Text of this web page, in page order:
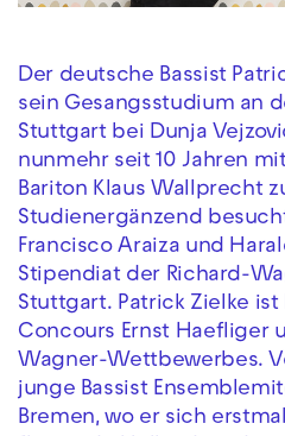
Der deutsche Bassist
sein Gesangsstudium an
Stuttgart bei Dunja
nunmehr seit 10 Jahren
Bariton Klaus Wallprecht
Studienergänzend
Francisco Araiza und
Stipendiat der Richard-
Stuttgart. Patrick Zielke ist
Concours Ernst Haefliger
Wagner-Wettbewerbes.
junge Bassist
Bremen, wo er sich